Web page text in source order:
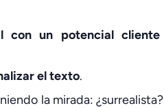
con un potencial
el texto.
la mirada: